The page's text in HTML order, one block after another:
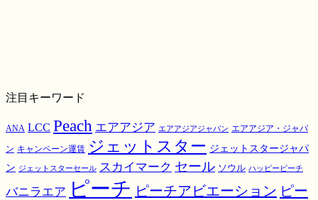
注目キーワード
ANA LCC Peach エアアジア エアアジアジャパン エアアジア・ジャパ
ン キャンペーン運賃 ジェットスター ジェットスタージャパ
ン ジェットスターセール スカイマーク セール ソウル ハッピーピーチ
バニラエア ピーチ ピーチアビエーション ピー